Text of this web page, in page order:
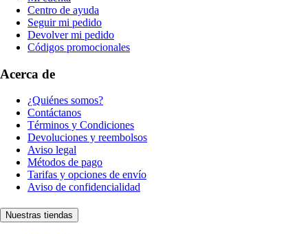
Centro de ayuda
Seguir mi pedido
Devolver mi pedido
Códigos promocionales
Acerca de
¿Quiénes somos?
Contáctanos
Términos y Condiciones
Devoluciones y reembolsos
Aviso legal
Métodos de pago
Tarifas y opciones de envío
Aviso de confidencialidad
Nuestras tiendas